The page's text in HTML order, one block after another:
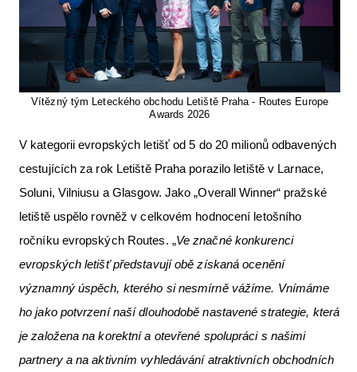
Vítězný tým Leteckého obchodu Letiště Praha - Routes Europe
Awards 2026
V kategorii evropských letišť od 5 do 20 milionů odbavených
cestujících za rok Letiště Praha porazilo letiště v Larnace,
Soluni, Vilniusu a Glasgow. Jako „Overall Winner“ pražské
letiště uspělo rovněž v celkovém hodnocení letošního
ročníku evropských Routes. „Ve značné konkurenci
evropských letišť představují obě získaná ocenění
významný úspěch, kterého si nesmírně vážíme. Vnímáme
ho jako potvrzení naší dlouhodobě nastavené strategie, která
je založena na korektní a otevřené spolupráci s našimi
partnery a na aktivním vyhledávání atraktivních obchodních